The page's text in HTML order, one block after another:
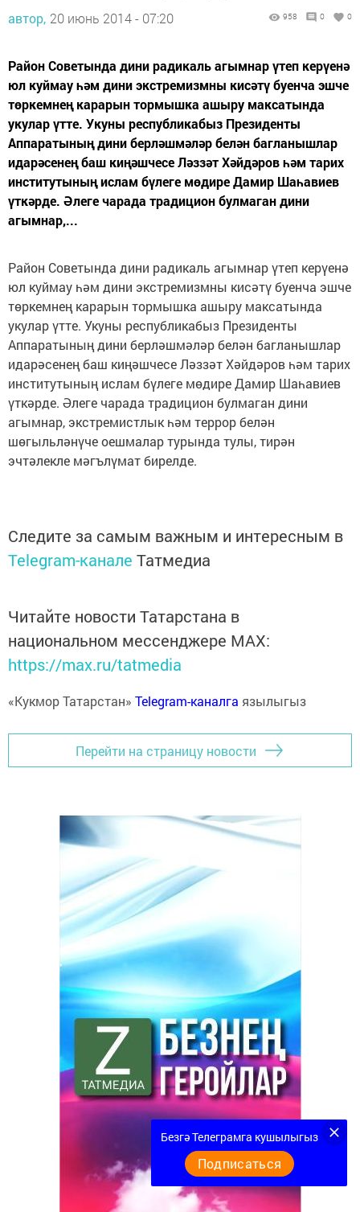
автор, 20 июнь 2014 - 07:20 958 0 0
Район Советында дини радикаль агымнар үтеп керүенә
юл куймау һәм дини экстремизмны кисәтү буенча эшче
төркемнең карарын тормышка ашыру максатында
укулар үтте. Укуны республикабыз Президенты
Аппаратының дини берләшмәләр белән багланышлар
идарәсенең баш киңәшчесе Ләззәт Хәйдәров һәм тарих
институтының ислам бүлеге мөдире Дамир Шаһавиев
үткәрде. Әлеге чарада традицион булмаган дини
агымнар,...
Район Советында дини радикаль агымнар үтеп керүенә
юл куймау һәм дини экстремизмны кисәтү буенча эшче
төркемнең карарын тормышка ашыру максатында
укулар үтте. Укуны республикабыз Президенты
Аппаратының дини берләшмәләр белән багланышлар
идарәсенең баш киңәшчесе Ләззәт Хәйдәров һәм тарих
институтының ислам бүлеге мөдире Дамир Шаһавиев
үткәрде. Әлеге чарада традицион булмаган дини
агымнар, экстремистлык һәм террор белән
шөгыльләнүче оешмалар турында тулы, тирән
эчтәлекле мәгълүмат бирелде.
Следите за самым важным и интересным в
Telegram-канале Татмедиа
Читайте новости Татарстана в
национальном мессенджере MАХ:
https://max.ru/tatmedia
«Кукмор Татарстан» Telegram-каналга язылыгыз
Перейти на страницу новости
Безгә Телеграмга кушылыгыз
Подписаться